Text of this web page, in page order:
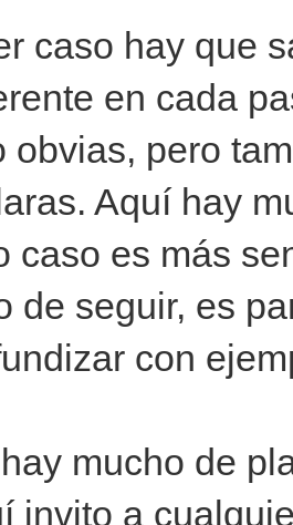
-=
caso hay que
en cada
obvias, pero
Aquí hay
caso es más
de seguir, es
con
mucho de
invito a